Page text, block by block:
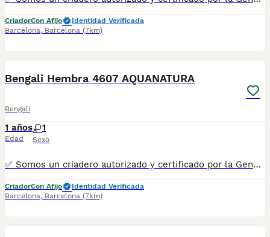
CriadorCon Afijo
Identidad Verificada
Barcelona, Barcelona (7km)
Bengali Hembra 4607 AQUANATURA
Bengalí
1 años
Edad
1
Sexo
✅ Somos un criadero autorizado y certificado por la Generalitat de Catalunya. PARA MÁS INFORMACIÓN: ☎️ 933095977 📱 685878504 / 674320847 💻 www.aquanatura.es 🚙 Hacemos envíos 📌 Calle Roger de Flor 45, muy cerca del Arc de Triomf de Barcelona, de Lunes a Sábados. Se entregan con la mayoría de sus vacunas, desparasitados interna y externamente, con microchip y su registro, cartilla sanitaria y contrato de garantías, bajo la supervisión de nuestro equipo veterinario. AQUANATURA
CriadorCon Afijo
Identidad Verificada
Barcelona, Barcelona (7km)